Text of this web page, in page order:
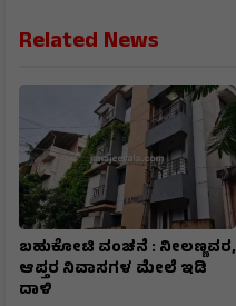
Related News
ಬಹುಕೋಟಿ ವಂಚನೆ : ನೀಲಣ್ಣವರ,
ಆಪ್ತರ ನಿವಾಸಗಳ ಮೇಲೆ ಇಡಿ
ದಾಳಿ